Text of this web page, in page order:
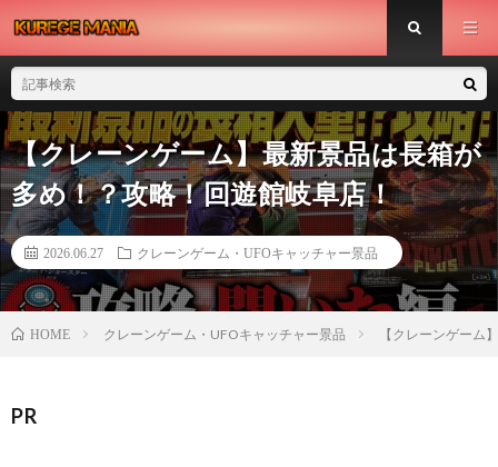
【クレーンゲーム】最新景品は長箱が
多め！？攻略！回遊館岐阜店！
2026.06.27 クレーンゲーム・UFOキャッチャー景品
HOME クレーンゲーム・UFOキャッチャー景品 【クレーンゲーム
PR